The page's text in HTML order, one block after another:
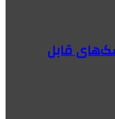
قابل